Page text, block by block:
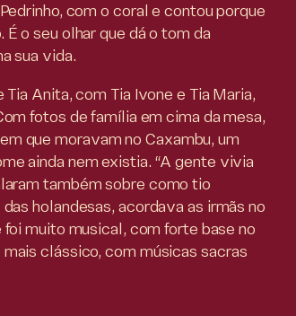
com o coral e contou porque
o seu olhar que dá o tom da
sua vida.
Anita, com Tia Ivone e Tia Maria,
fotos de família em cima da mesa,
que moravam no Caxambu, um
ainda nem existia. “A gente vivia
também sobre como tio
holandesas, acordava as irmãs no
muito musical, com forte base no
clássico, com músicas sacras